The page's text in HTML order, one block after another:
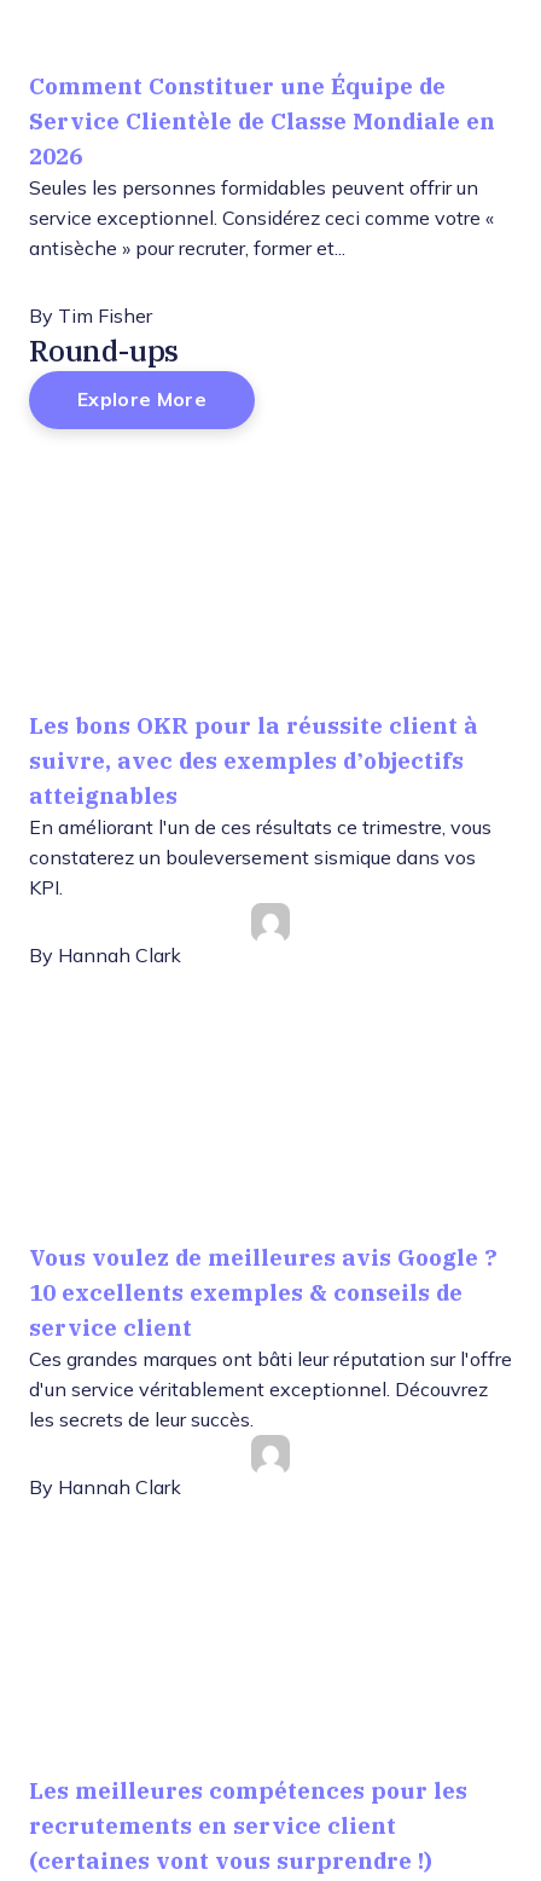
Comment Constituer une Équipe de
Service Clientèle de Classe Mondiale en
2026
Seules les personnes formidables peuvent offrir un
service exceptionnel. Considérez ceci comme votre «
antisèche » pour recruter, former et...
By Tim Fisher
Round-ups
Explore More
Les bons OKR pour la réussite client à
suivre, avec des exemples d’objectifs
atteignables
En améliorant l'un de ces résultats ce trimestre, vous
constaterez un bouleversement sismique dans vos
KPI.
By Hannah Clark
Vous voulez de meilleures avis Google ?
10 excellents exemples & conseils de
service client
Ces grandes marques ont bâti leur réputation sur l'offre
d'un service véritablement exceptionnel. Découvrez
les secrets de leur succès.
By Hannah Clark
Les meilleures compétences pour les
recrutements en service client
(certaines vont vous surprendre !)